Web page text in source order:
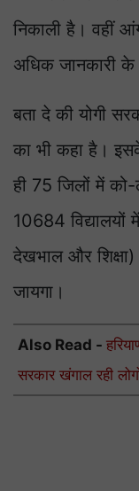
निकाली है। वहीं
अधिक जानकारी के
बता दे की योगी
का भी कहा है।
ही 75 जिलों में
10684 विद्यालयों
देखभाल और
जायगा।
Also Read -
सरकार खंगाल रही